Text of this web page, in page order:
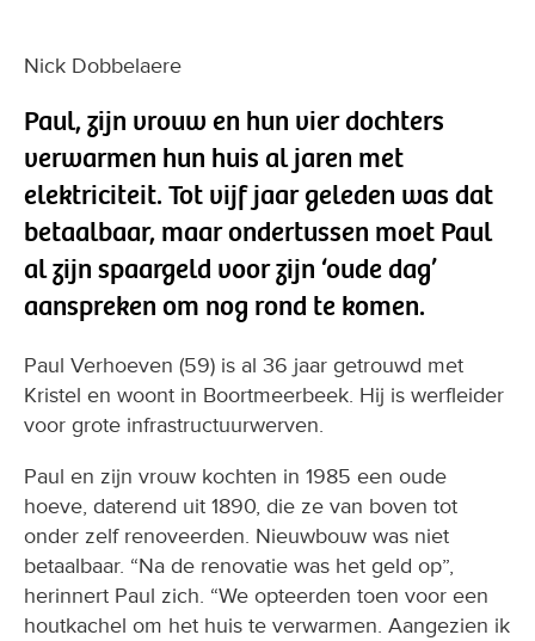
Nick Dobbelaere
Paul, zijn vrouw en hun vier dochters
verwarmen hun huis al jaren met
elektriciteit. Tot vijf jaar geleden was dat
betaalbaar, maar ondertussen moet Paul
al zijn spaargeld voor zijn ‘oude dag’
aanspreken om nog rond te komen.
Paul Verhoeven (59) is al 36 jaar getrouwd met
Kristel en woont in Boortmeerbeek. Hij is werfleider
voor grote infrastructuurwerven.
Paul en zijn vrouw kochten in 1985 een oude
hoeve, daterend uit 1890, die ze van boven tot
onder zelf renoveerden. Nieuwbouw was niet
betaalbaar. “Na de renovatie was het geld op”,
herinnert Paul zich. “We opteerden toen voor een
houtkachel om het huis te verwarmen. Aangezien ik